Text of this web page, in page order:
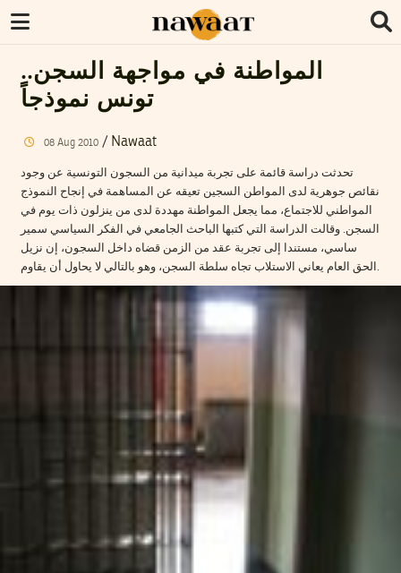
المواطنة في مواجهة السجن..
تونس نموذجاً
08 Aug 2010/ Nawaat
تحدثت دراسة قائمة على تجربة ميدانية من السجون التونسية عن وجود
نقائص جوهرية لدى المواطن السجين تعيقه عن المساهمة في إنجاح النموذج
المواطني للاجتماع، مما يجعل المواطنة مهددة لدى من ينزلون ذات يوم في
السجن. وقالت الدراسة التي كتبها الباحث الجامعي في الفكر السياسي سمير
ساسي، مستندا إلى تجربة عقد من الزمن قضاه داخل السجون، إن نزيل
الحق العام يعاني الاستلاب تجاه سلطة السجن، وهو بالتالي لا يحاول أن يقاوم.